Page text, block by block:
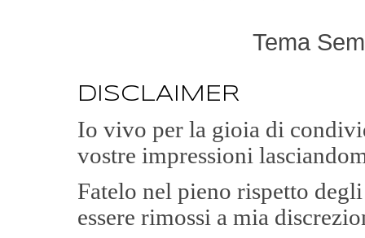
Tema
DISCLAIMER
Io vivo per la gioia di
vostre impressioni
Fatelo nel pieno rispetto
essere rimossi a mia